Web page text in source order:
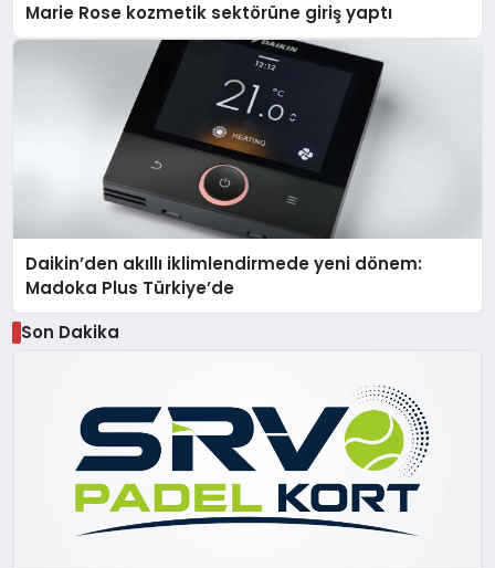
Marie Rose kozmetik sektörüne giriş yaptı
Daikin’den akıllı iklimlendirmede yeni dönem:
Madoka Plus Türkiye’de
Son Dakika